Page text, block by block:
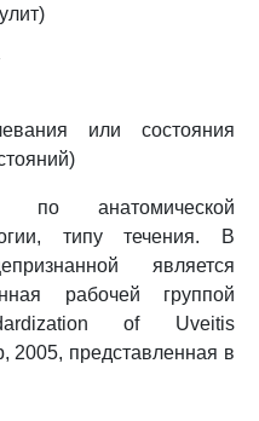
или состояния
по анатомической
типу течения. В
является
рабочей группой
of Uveitis
2005, представленная в